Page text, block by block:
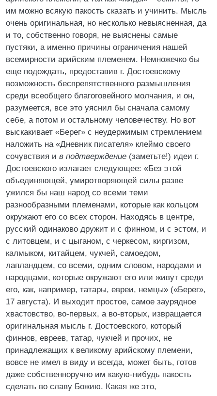
им можно всякую пакость сказать и учинить. Мысль
очень оригинальная, но несколько невыясненная, да
и то, собственно говоря, не выяснены самые
пустяки, а именно причины ограничения нашей
всемирности арийским племенем. Немножечко бы
еще подождать, предоставив г. Достоевскому
возможность беспрепятственного размышления
среди всеобщего благоговейного молчания, и он,
разумеется, все это уяснил бы сначала самому
себе, а потом и остальному человечеству. Но вот
выскакивает «Берег» с неудержимым стремлением
наложить на «Дневник писателя» клеймо своего
сочувствия и в подтверждение (заметьте!) идеи г.
Достоевского излагает следующее: «Без этой
объединяющей, умиротворяющей силы разве
ужился бы наш народ со всеми теми
разнообразными племенами, которые как кольцом
окружают его со всех сторон. Находясь в центре,
русский одинаково дружит и с финном, и с эстом, и
с литовцем, и с цыганом, с черкесом, киргизом,
калмыком, китайцем, чукчей, самоедом,
лапландцем, со всеми, одним словом, народами и
народцами, которые окружают его или живут среди
его, как, например, татары, евреи, немцы» («Берег»,
17 августа). И выходит простое, самое заурядное
хвастовство, во-первых, а во-вторых, извращается
оригинальная мысль г. Достоевского, который
финнов, евреев, татар, чукчей и прочих, не
принадлежащих к великому арийскому племени,
вовсе не имел в виду и всегда, может быть, готов
даже собственноручно им какую-нибудь пакость
сделать во славу Божию. Какая же это,